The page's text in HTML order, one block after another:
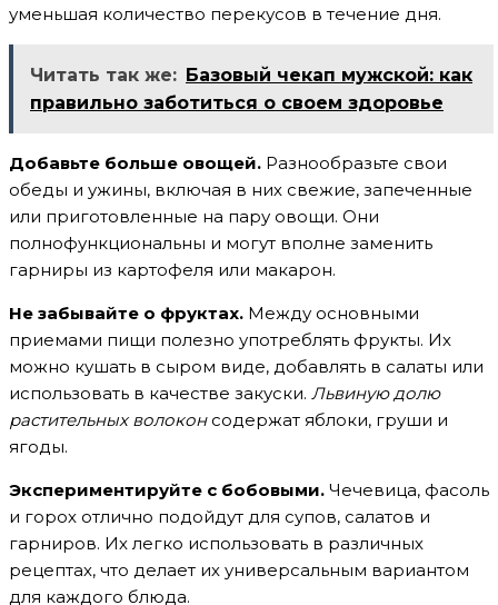
уменьшая количество перекусов в течение дня.
Читать так же: Базовый чекап мужской: как
правильно заботиться о своем здоровье
Добавьте больше овощей. Разнообразьте свои
обеды и ужины, включая в них свежие, запеченные
или приготовленные на пару овощи. Они
полнофункциональны и могут вполне заменить
гарниры из картофеля или макарон.
Не забывайте о фруктах. Между основными
приемами пищи полезно употреблять фрукты. Их
можно кушать в сыром виде, добавлять в салаты или
использовать в качестве закуски. Львиную долю
растительных волоконсодержат яблоки, груши и
ягоды.
Экспериментируйте с бобовыми. Чечевица, фасоль
и горох отлично подойдут для супов, салатов и
гарниров. Их легко использовать в различных
рецептах, что делает их универсальным вариантом
для каждого блюда.